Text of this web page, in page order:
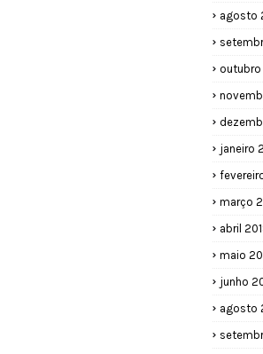
agosto
outubro
janeiro
março
abril
maio
junho
agosto